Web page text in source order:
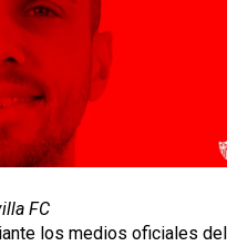
al Genoa
para salir
la cantera del
27
de La Liga
FC
los medios oficiales del